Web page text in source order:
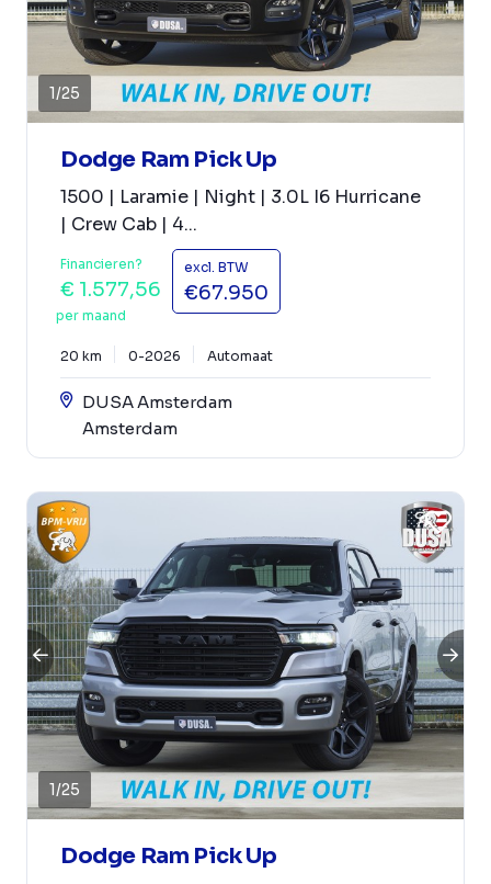
1/25
Dodge Ram Pick Up
1500 | Laramie | Night | 3.0L I6 Hurricane
| Crew Cab | 4...
Financieren?
€ 1.577,56
per maand
excl. BTW
€67.950
20 km 0-2026 Automaat
DUSA Amsterdam
Amsterdam
1/25
Dodge Ram Pick Up